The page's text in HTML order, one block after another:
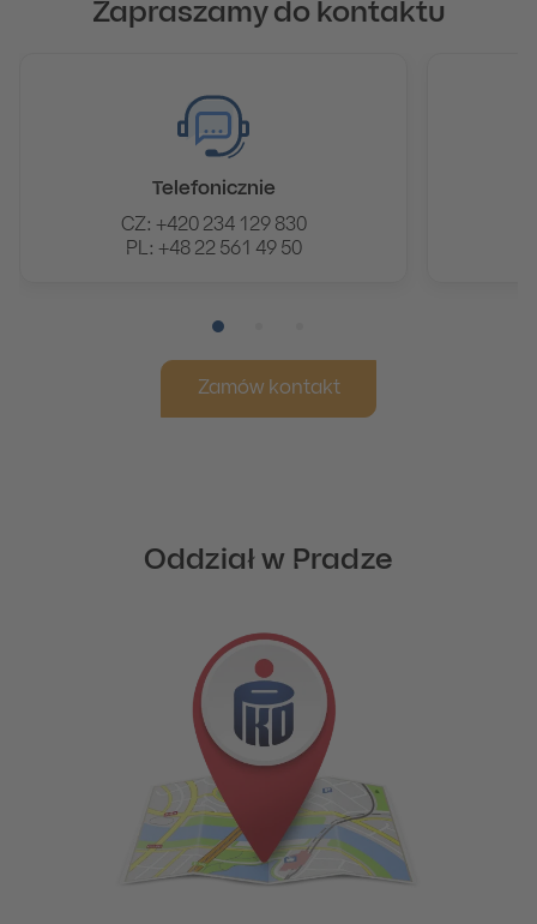
Zapraszamy do kontaktu
Telefonicznie
CZ: +420 234 129 830
PL: +48 22 561 49 50
Zamów kontakt
Oddział w Pradze